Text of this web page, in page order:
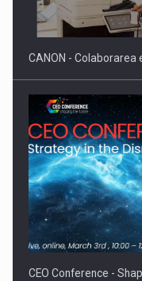
SI INSTITUTIONAL…
Hard Enduro Piatra
CANON - Colaborarea
CEO Conference -